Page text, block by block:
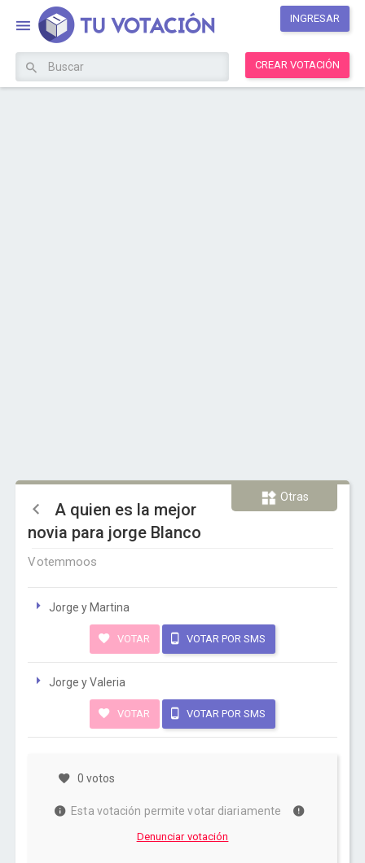
INGRESAR
CREAR VOTACIÓN
Otras
A quien es la mejor
novia para jorge Blanco
Votemmoos
Jorge y Martina
VOTAR VOTAR POR SMS
Jorge y Valeria
VOTAR VOTAR POR SMS
0 votos
Esta votación permite votar diariamente
Denunciar votación